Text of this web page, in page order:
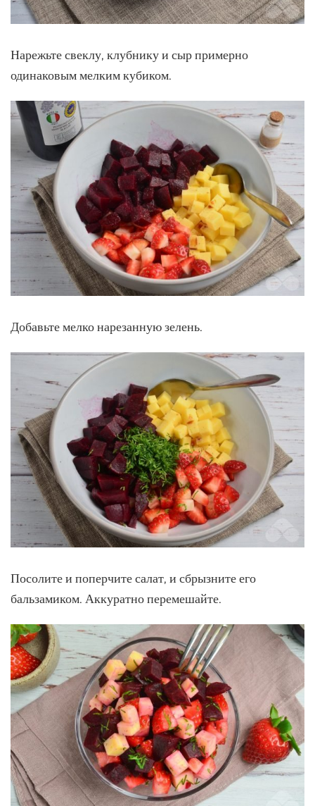
Нарежьте свеклу, клубнику и сыр примерно
одинаковым мелким кубиком.
Добавьте мелко нарезанную зелень.
Посолите и поперчите салат, и сбрызните его
бальзамиком. Аккуратно перемешайте.